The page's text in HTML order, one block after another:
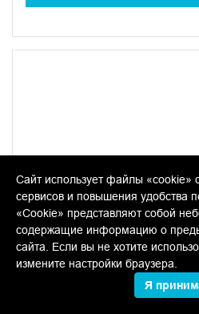
Сайт использует файлы «cookie»
сервисов и повышения удобства
«Cookie» представляют собой
содержащие информацию о
сайта. Если вы не хотите
измените настройки браузера.
Я